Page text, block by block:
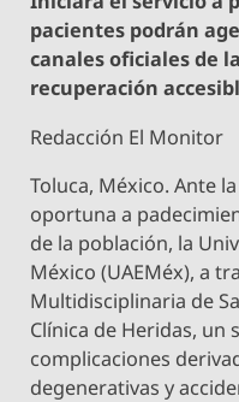
pacientes podrán
canales oficiales de
recuperación
Redacción El Monitor
Toluca, México. Ante
oportuna a
de la población, la
México (UAEMéx), a
Multidisciplinaria de
Clínica de Heridas,
complicaciones
degenerativas y